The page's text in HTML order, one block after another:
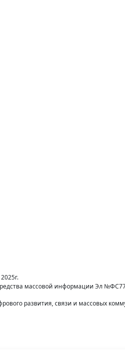
массовой информации Эл
развития, связи и массовых